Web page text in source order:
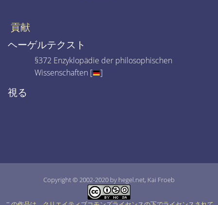
貢献
ヘーゲルテクスト
§372 Enzyklopädie der philosophischen
Wissenschaften [
]
視る
Copyright © 2002-2020 by hegel.net, Kai Froeb